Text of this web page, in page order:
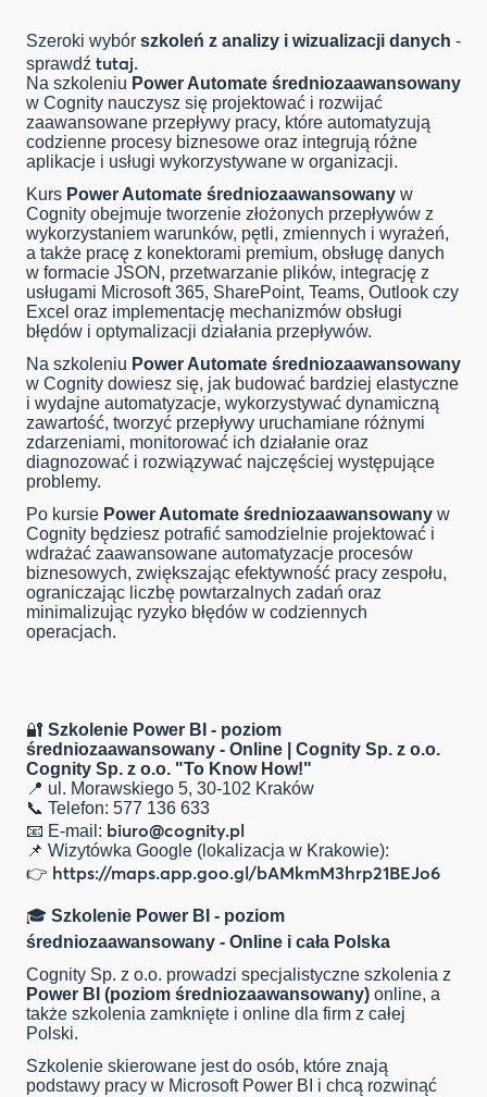
Szeroki wybór szkoleń z analizy i wizualizacji danych -
sprawdź tutaj.
Na szkoleniu Power Automate średniozaawansowany
w Cognity nauczysz się projektować i rozwijać
zaawansowane przepływy pracy, które automatyzują
codzienne procesy biznesowe oraz integrują różne
aplikacje i usługi wykorzystywane w organizacji.
Kurs Power Automate średniozaawansowany w
Cognity obejmuje tworzenie złożonych przepływów z
wykorzystaniem warunków, pętli, zmiennych i wyrażeń,
a także pracę z konektorami premium, obsługę danych
w formacie JSON, przetwarzanie plików, integrację z
usługami Microsoft 365, SharePoint, Teams, Outlook czy
Excel oraz implementację mechanizmów obsługi
błędów i optymalizacji działania przepływów.
Na szkoleniu Power Automate średniozaawansowany
w Cognity dowiesz się, jak budować bardziej elastyczne
i wydajne automatyzacje, wykorzystywać dynamiczną
zawartość, tworzyć przepływy uruchamiane różnymi
zdarzeniami, monitorować ich działanie oraz
diagnozować i rozwiązywać najczęściej występujące
problemy.
Po kursie Power Automate średniozaawansowany w
Cognity będziesz potrafić samodzielnie projektować i
wdrażać zaawansowane automatyzacje procesów
biznesowych, zwiększając efektywność pracy zespołu,
ograniczając liczbę powtarzalnych zadań oraz
minimalizując ryzyko błędów w codziennych
operacjach.
🔐 Szkolenie Power BI - poziom
średniozaawansowany - Online | Cognity Sp. z o.o.
Cognity Sp. z o.o. "To Know How!"
📍 ul. Morawskiego 5, 30-102 Kraków
📞 Telefon: 577 136 633
📧 E-mail: biuro@cognity.pl
📌 Wizytówka Google (lokalizacja w Krakowie):
👉 https://maps.app.goo.gl/bAMkmM3hrp21BEJo6
🎓 Szkolenie Power BI - poziom
średniozaawansowany - Online i cała Polska
Cognity Sp. z o.o. prowadzi specjalistyczne szkolenia z
Power BI (poziom średniozaawansowany) online, a
także szkolenia zamknięte i online dla firm z całej
Polski.
Szkolenie skierowane jest do osób, które znają
podstawy pracy w Microsoft Power BI i chcą rozwinąć